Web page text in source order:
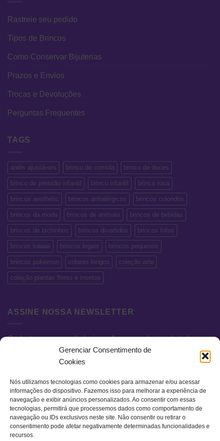
Gerenciar Consentimento de
Cookies
Nós utilizamos tecnologias como cookies para armazenar e/ou acessar
informações do dispositivo. Fazemos isso para melhorar a experiência de
navegação e exibir anúncios personalizados. Ao consentir com essas
tecnologias, permitirá que processemos dados como comportamento de
navegação ou IDs exclusivos neste site. Não consentir ou retirar o
consentimento pode afetar negativamente determinadas funcionalidades e
recursos.
Rastreie seu pedido
Tipos de Brincos
Como Conservar Bijuterias
Prazos e Envios
Trocas e Devoluções
Perguntas Frequentes
TAGS
anéis ajustáveis brinco de comida brinco de doces
brinco de pressão infantil brinco infantil brinco rosa
brincos aesthetic brincos antialérgicos brincos coloridos
brincos da moda brincos de animais brincos de bebidas
brincos de bichinhos brincos divertidos brincos fofos
brincos kawaii brincos legais brincos pequenos
brincos pokemon colares longos coleção arte
coleção plantas flores e insetos
ASSINE NOSSA NEWSLETTER
Cadastre seu e-mail abaixo e fique por dentro de todas as
novidades e promoções exclusivas.